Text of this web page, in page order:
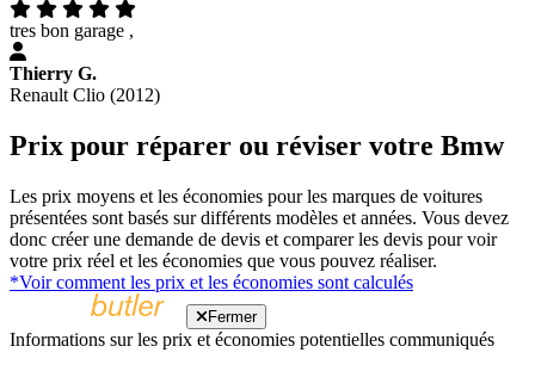
tres bon garage ,
Thierry G.
Renault Clio (2012)
Prix pour réparer ou réviser votre Bmw
Les prix moyens et les économies pour les marques de voitures
présentées sont basés sur différents modèles et années. Vous devez
donc créer une demande de devis et comparer les devis pour voir
votre prix réel et les économies que vous pouvez réaliser.
*Voir comment les prix et les économies sont calculés
Fermer
Informations sur les prix et économies potentielles communiqués